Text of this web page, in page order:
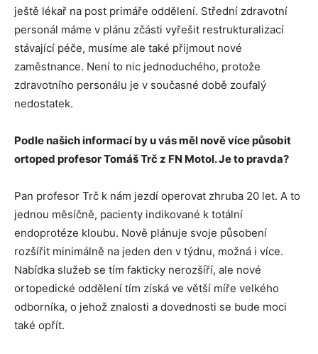
ještě lékař na post primáře oddělení. Střední zdravotní
personál máme v plánu zčásti vyřešit restrukturalizací
stávající péče, musíme ale také přijmout nové
zaměstnance. Není to nic jednoduchého, protože
zdravotního personálu je v současné době zoufalý
nedostatek.
Podle našich informací by u vás měl nově více působit
ortoped profesor Tomáš Trč z FN Motol. Je to pravda?
Pan profesor Trč k nám jezdí operovat zhruba 20 let. A to
jednou měsíčně, pacienty indikované k totální
endoprotéze kloubu. Nově plánuje svoje působení
rozšířit minimálně na jeden den v týdnu, možná i více.
Nabídka služeb se tím fakticky nerozšíří, ale nové
ortopedické oddělení tím získá ve větší míře velkého
odborníka, o jehož znalosti a dovednosti se bude moci
také opřít.